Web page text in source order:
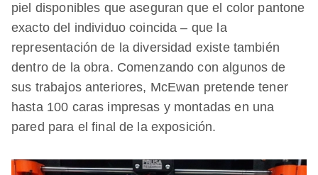
piel disponibles que aseguran que el color pantone
exacto del individuo coincida – que la
representación de la diversidad existe también
dentro de la obra. Comenzando con algunos de
sus trabajos anteriores, McEwan pretende tener
hasta 100 caras impresas y montadas en una
pared para el final de la exposición.